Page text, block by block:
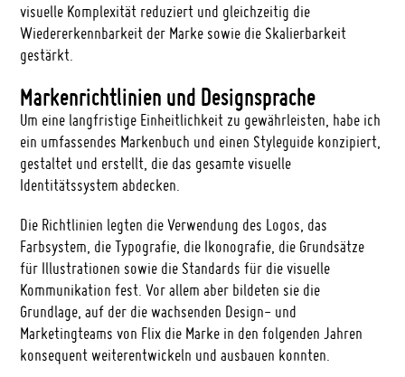
visuelle Komplexität reduziert und gleichzeitig die
Wiedererkennbarkeit der Marke sowie die Skalierbarkeit
gestärkt.
Markenrichtlinien und Designsprache
Um eine langfristige Einheitlichkeit zu gewährleisten, habe ich
ein umfassendes Markenbuch und einen Styleguide konzipiert,
gestaltet und erstellt, die das gesamte visuelle
Identitätssystem abdecken.
Die Richtlinien legten die Verwendung des Logos, das
Farbsystem, die Typografie, die Ikonografie, die Grundsätze
für Illustrationen sowie die Standards für die visuelle
Kommunikation fest. Vor allem aber bildeten sie die
Grundlage, auf der die wachsenden Design- und
Marketingteams von Flix die Marke in den folgenden Jahren
konsequent weiterentwickeln und ausbauen konnten.